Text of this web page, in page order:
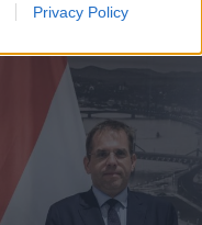
Privacy Policy